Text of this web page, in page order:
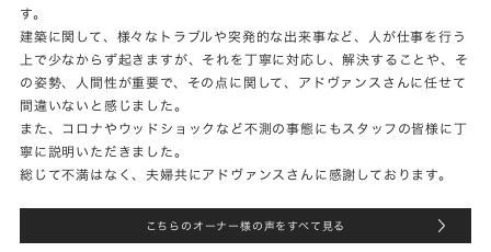
す。
建築に関して、様々なトラブルや突発的な出来事など、人が仕事を行う
上で少なからず起きますが、それを丁寧に対応し、解決することや、そ
の姿勢、人間性が重要で、その点に関して、アドヴァンスさんに任せて
間違いないと感じました。
また、コロナやウッドショックなど不測の事態にもスタッフの皆様に丁
寧に説明いただきました。
総じて不満はなく、夫婦共にアドヴァンスさんに感謝しております。
こちらのオーナー様の声をすべて見る